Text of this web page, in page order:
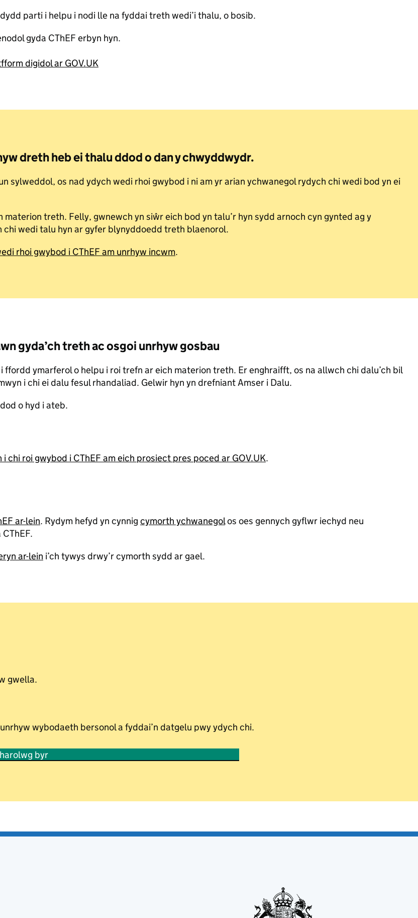
parti i helpu i nodi lle na fyddai treth wedi’i thalu, o bosib.
gyda CThEF erbyn hyn.
digidol ar GOV.UK
dreth heb ei thalu ddod o dan y chwyddwydr.
sylweddol, os nad ydych wedi rhoi gwybod i ni am yr arian ychwanegol rydych chi wedi bod yn ei
treth. Felly, gwnewch yn siŵr eich bod yn talu’r hyn sydd arnoch cyn gynted ag y
wedi talu hyn ar gyfer blynyddoedd treth blaenorol.
rhoi gwybod i CThEF am unrhyw incwm.
gyda’ch treth ac osgoi unrhyw gosbau
ymarferol o helpu i roi trefn ar eich materion treth. Er enghraifft, os na allwch chi dalu’ch bil
i chi ei dalu fesul rhandaliad. Gelwir hyn yn drefniant Amser i Dalu.
o hyd i ateb.
i chi roi gwybod i CThEF am eich prosiect pres poced ar GOV.UK.
ar-lein. Rydym hefyd yn cynnig cymorth ychwanegolos oes gennych gyflwr iechyd neu
ar-lein i’ch tywys drwy’r cymorth sydd ar gael.
gwella.
wybodaeth bersonol a fyddai’n datgelu pwy ydych chi.
byr